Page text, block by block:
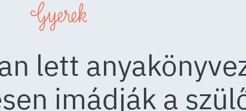
Gyerek
lett
imádják a